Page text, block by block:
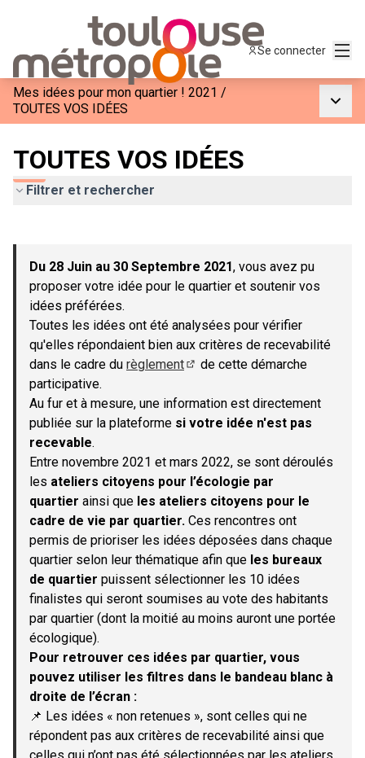
Se connecter
Mes idées pour mon quartier ! 2021 /
TOUTES VOS IDÉES
TOUTES VOS IDÉES
Filtrer et rechercher
−
Du 28 Juin au 30 Septembre 2021, vous avez pu
proposer votre idée pour le quartier et soutenir vos
idées préférées.
Toutes les idées ont été analysées pour vérifier
qu'elles répondaient bien aux critères de recevabilité
dans le cadre du règlement
de cette démarche
participative.
Au fur et à mesure, une information est directement
publiée sur la plateforme si votre idée n'est pas
recevable.
Entre novembre 2021 et mars 2022, se sont déroulés
les ateliers citoyens pour l’écologie par
quartier ainsi que les ateliers citoyens pour le
cadre de vie par quartier. Ces rencontres ont
permis de prioriser les idées déposées dans chaque
quartier selon leur thématique afin que les bureaux
de quartier puissent sélectionner les 10 idées
finalistes qui seront soumises au vote des habitants
par quartier (dont la moitié au moins auront une portée
écologique).
Pour retrouver ces idées par quartier, vous
pouvez utiliser les filtres dans le bandeau blanc à
droite de l’écran :
📌 Les idées « non retenues », sont celles qui ne
répondent pas aux critères de recevabilité ainsi que